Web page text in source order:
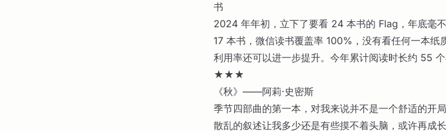
书
2024 年年初，立下了要看 24 本书的 Flag，年底毫
17 本书，微信读书覆盖率 100%，没有看任何一本纸
利用率还可以进一步提升。今年累计阅读时长约 55
★★★
《秋》——阿莉·史密斯
季节四部曲的第一本，对我来说并不是一个舒适的开
散乱的叙述让我多少还是有些摸不着头脑，或许再成